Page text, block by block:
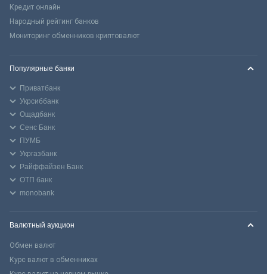
Кредит онлайн
Народный рейтинг банков
Мониторинг обменников криптовалют
Популярные банки
Приватбанк
Укрсиббанк
Ощадбанк
Сенс Банк
ПУМБ
Укргазбанк
Райффайзен Банк
ОТП банк
monobank
Валютный аукцион
Обмен валют
Курс валют в обменниках